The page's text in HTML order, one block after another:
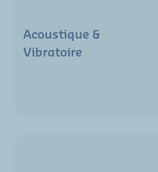
Acoustique &
Vibratoire